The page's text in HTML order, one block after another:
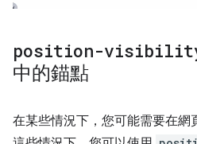
position-
中的錨點
在某些情況下，您可能需要在網